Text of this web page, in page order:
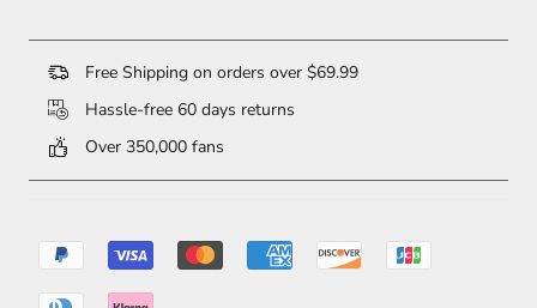
Free Shipping on orders over $69.99
Hassle-free 60 days returns
Over 350,000 fans